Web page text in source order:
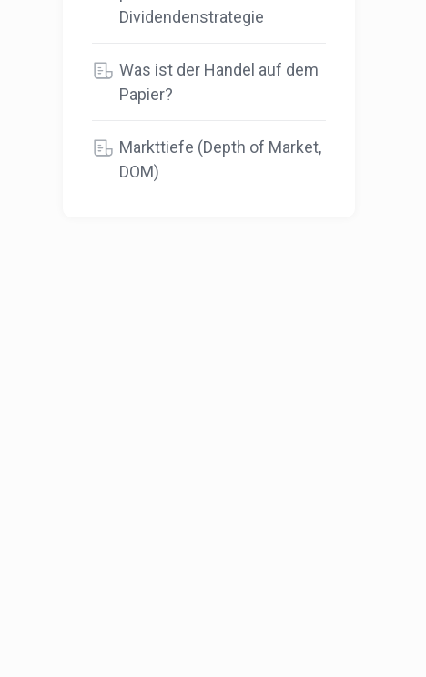
Dividendenstrategie
Was ist der Handel auf dem
Papier?
Markttiefe (Depth of Market,
DOM)